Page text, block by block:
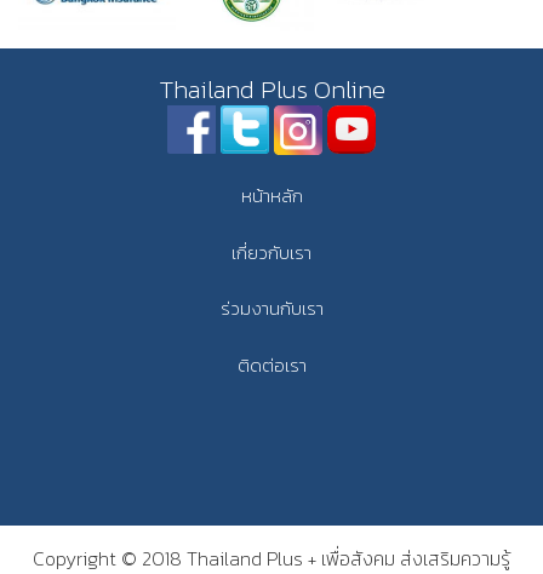
Thailand Plus Online
หน้าหลัก
เกี่ยวกับเรา
ร่วมงานกับเรา
ติดต่อเรา
Copyright © 2018 Thailand Plus + เพื่อสังคม ส่งเสริมความรู้